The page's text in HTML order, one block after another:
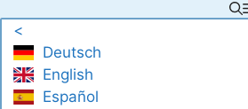
content
<
Deutsch
English
Español